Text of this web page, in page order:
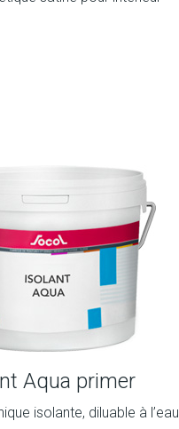
Aqua primer
isolante, diluable à l’eau